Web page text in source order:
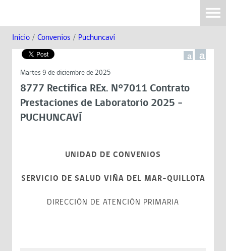
Inicio / Convenios / Puchuncaví
a a
Martes 9 de diciembre de 2025
8777 Rectifica REx. N°7011 Contrato
Prestaciones de Laboratorio 2025 -
PUCHUNCAVÍ
UNIDAD DE CONVENIOS
SERVICIO DE SALUD VIÑA DEL MAR-QUILLOTA
DIRECCIÓN DE ATENCIÓN PRIMARIA